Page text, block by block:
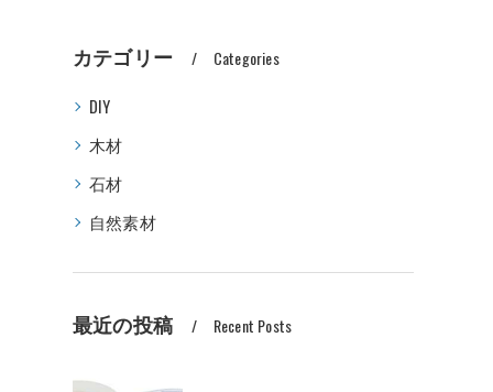
カテゴリー Categories
DIY
木材
石材
自然素材
最近の投稿 Recent Posts